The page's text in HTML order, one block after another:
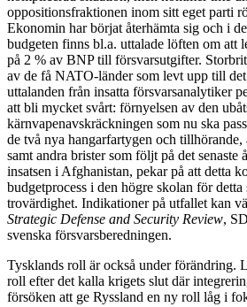
oppositionsfraktionen inom sitt eget parti
Ekonomin har börjat återhämta sig och i
budgeten finns bl.a. uttalade löften om att
på 2 % av BNP till försvarsutgifter.
av de få NATO-länder som levt upp till
uttalanden från insatta försvarsanalytiker
att bli mycket svårt: förnyelsen av den
kärnvapenavskräckningen som nu ska
de två nya hangarfartygen och
samt andra brister som följt på det senaste
insatsen i Afghanistan, pekar på att detta
budgetprocess i den högre skolan för
trovärdighet. Indikationer på utfallet kan
Strategic Defense and Security Review,
svenska försvarsberedningen.
Tysklands roll är också under förändring.
roll efter det kalla krigets slut där
försöken att ge Ryssland en ny roll låg i